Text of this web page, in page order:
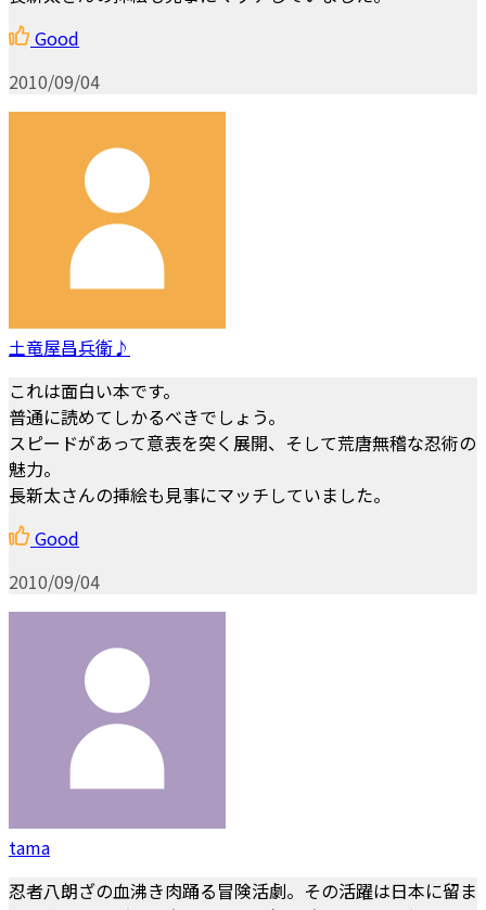
Good
2010/09/04
土竜屋昌兵衛♪
これは面白い本です。
普通に読めてしかるべきでしょう。
スピードがあって意表を突く展開、そして荒唐無稽な忍術の
魅力。
長新太さんの挿絵も見事にマッチしていました。
Good
2010/09/04
tama
忍者八朗ざの血沸き肉踊る冒険活劇。その活躍は日本に留ま